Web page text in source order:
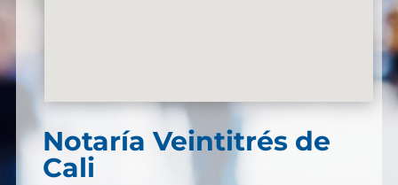
Notaría Veintitrés de
Cali